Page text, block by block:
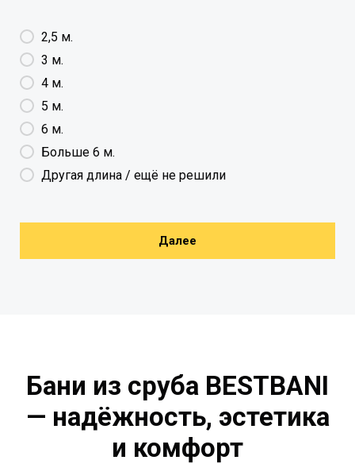
2,5 м.
3 м.
4 м.
5 м.
6 м.
Больше 6 м.
Другая длина / ещё не решили
Далее
Бани из сруба BESTBANI
— надёжность, эстетика
и комфорт